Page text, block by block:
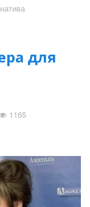
для
1165